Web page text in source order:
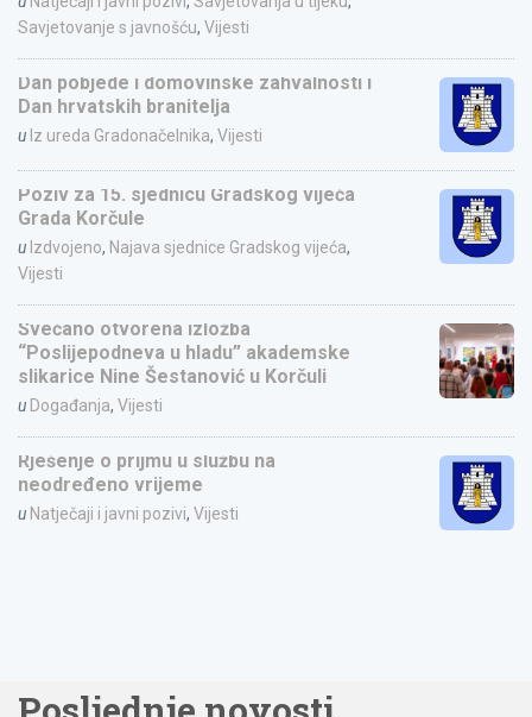
Savjetovanje s javnošću, Vijesti
Dan pobjede i domovinske zahvalnosti i
Dan hrvatskih branitelja
u Iz ureda Gradonačelnika, Vijesti
Poziv za 15. sjednicu Gradskog vijeća
Grada Korčule
u Izdvojeno, Najava sjednice Gradskog vijeća,
Vijesti
Svečano otvorena izložba
“Poslijepodneva u hladu” akademske
slikarice Nine Šestanović u Korčuli
u Događanja, Vijesti
Rješenje o prijmu u službu na
neodređeno vrijeme
u Natječaji i javni pozivi, Vijesti